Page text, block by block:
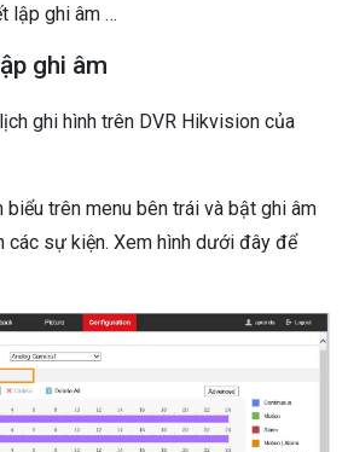
lập ghi âm …
ghi âm
ghi hình trên DVR Hikvision của
biểu trên menu bên trái và bật ghi âm
các sự kiện. Xem hình dưới đây để